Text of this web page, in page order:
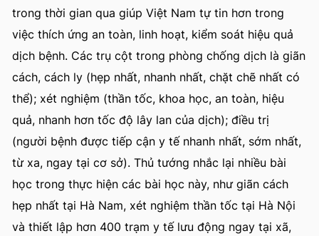
trong thời gian qua giúp Việt Nam tự tin hơn trong
việc thích ứng an toàn, linh hoạt, kiểm soát hiệu quả
dịch bệnh. Các trụ cột trong phòng chống dịch là giãn
cách, cách ly (hẹp nhất, nhanh nhất, chặt chẽ nhất có
thể); xét nghiệm (thần tốc, khoa học, an toàn, hiệu
quả, nhanh hơn tốc độ lây lan của dịch); điều trị
(người bệnh được tiếp cận y tế nhanh nhất, sớm nhất,
từ xa, ngay tại cơ sở). Thủ tướng nhắc lại nhiều bài
học trong thực hiện các bài học này, như giãn cách
hẹp nhất tại Hà Nam, xét nghiệm thần tốc tại Hà Nội
và thiết lập hơn 400 trạm y tế lưu động ngay tại xã,